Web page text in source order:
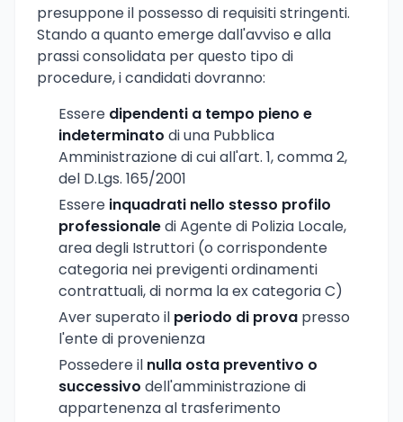
presuppone il possesso di requisiti stringenti.
Stando a quanto emerge dall'avviso e alla
prassi consolidata per questo tipo di
procedure, i candidati dovranno:
Essere dipendenti a tempo pieno e
indeterminato di una Pubblica
Amministrazione di cui all'art. 1, comma 2,
del D.Lgs. 165/2001
Essere inquadrati nello stesso profilo
professionaledi Agente di Polizia Locale,
area degli Istruttori (o corrispondente
categoria nei previgenti ordinamenti
contrattuali, di norma la ex categoria C)
Aver superato il periodo di prova presso
l'ente di provenienza
Possedere il nulla osta preventivo o
successivo dell'amministrazione di
appartenenza al trasferimento